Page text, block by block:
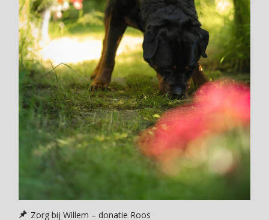
Zorg bij Willem – donatie Roos